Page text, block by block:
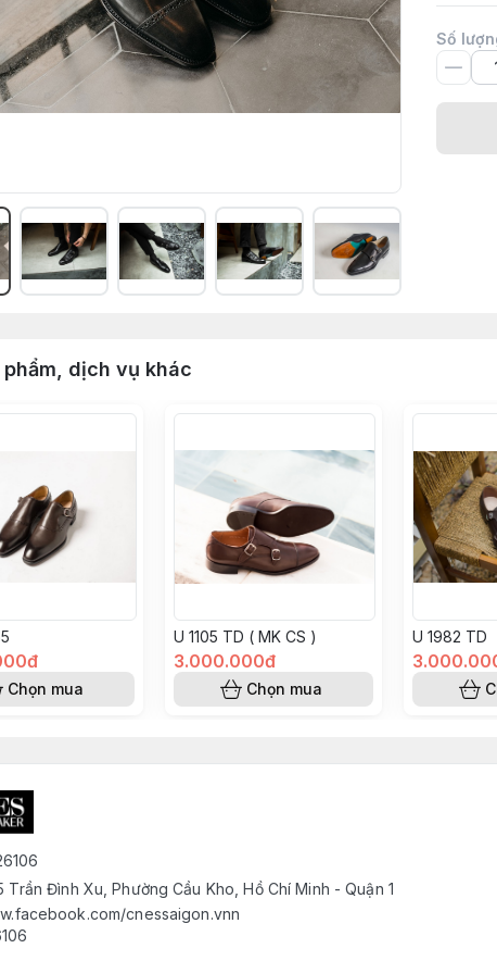
Số
phẩm, dịch vụ khác
Chọn mua
U 1105 TD ( MK CS )
3.000.000đ
Chọn mua
U 1982 TD
Trần Đình Xu, Phường Cầu Kho, Hồ Chí Minh - Quận 1
cnessaigon.vnn